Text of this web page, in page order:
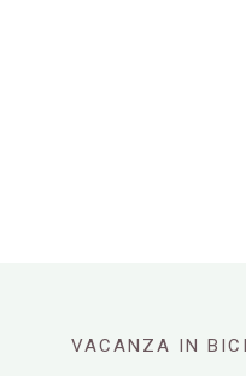
VACANZA IN